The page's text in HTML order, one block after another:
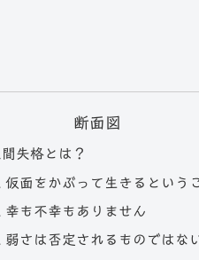
断面図
間失格とは？
仮面をかぶって生きるという
幸も不幸もありません
弱さは否定されるものではな